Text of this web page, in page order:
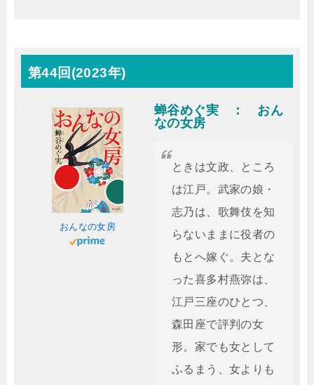
第44回(2023年)
おんなの女房
蝉谷めぐ実 ： おん
なの女房
ときは文政、ところ
は江戸。武家の娘・
志乃は、歌舞伎を知
らないままに役者の
もとへ嫁ぐ。夫とな
った喜多村燕弥は、
江戸三座のひとつ、
森田座で評判の女
形。家でも女として
ふるまう、女よりも